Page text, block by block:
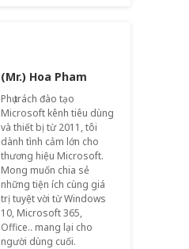
(Mr.) Hoa Pham
Phụ trách đào tạo
Microsoft kênh tiêu dùng
và thiết bị từ 2011, tôi
dành tình cảm lớn cho
thương hiệu Microsoft.
Mong muốn chia sẻ
những tiện ích cùng giá
trị tuyệt vời từ Windows
10, Microsoft 365,
Office.. mang lại cho
người dùng cuối.